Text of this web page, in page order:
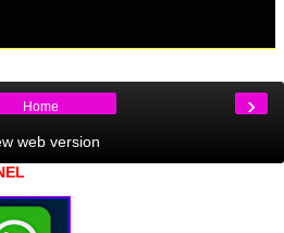
›
Home
web version